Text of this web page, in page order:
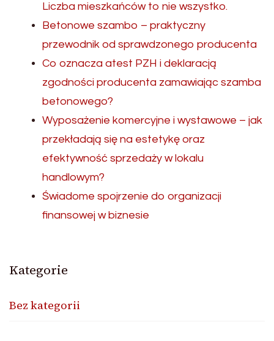
Liczba mieszkańców to nie wszystko.
Betonowe szambo – praktyczny
przewodnik od sprawdzonego producenta
Co oznacza atest PZH i deklaracją
zgodności producenta zamawiając szamba
betonowego?
Wyposażenie komercyjne i wystawowe – jak
przekładają się na estetykę oraz
efektywność sprzedaży w lokalu
handlowym?
Świadome spojrzenie do organizacji
finansowej w biznesie
Kategorie
Bez kategorii